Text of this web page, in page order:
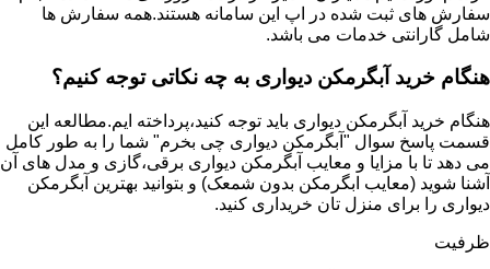
سفارش های ثبت شده در اپ این سامانه هستند.همه سفارش ها
شامل گارانتی خدمات می باشد.
هنگام خرید آبگرمکن دیواری به چه نکاتی توجه کنیم؟
هنگام خرید آبگرمکن دیواری باید توجه کنید،پرداخته ایم.مطالعه این
قسمت پاسخ سوال "آبگرمکن دیواری چی بخرم" شما را به طور کامل
می دهد تا با مزایا و معایب آبگرمکن دیواری برقی،گازی و مدل های آن
آشنا شوید (معایب ابگرمکن بدون شمعک) و بتوانید بهترین آبگرمکن
دیواری را برای منزل تان خریداری کنید.
ظرفیت